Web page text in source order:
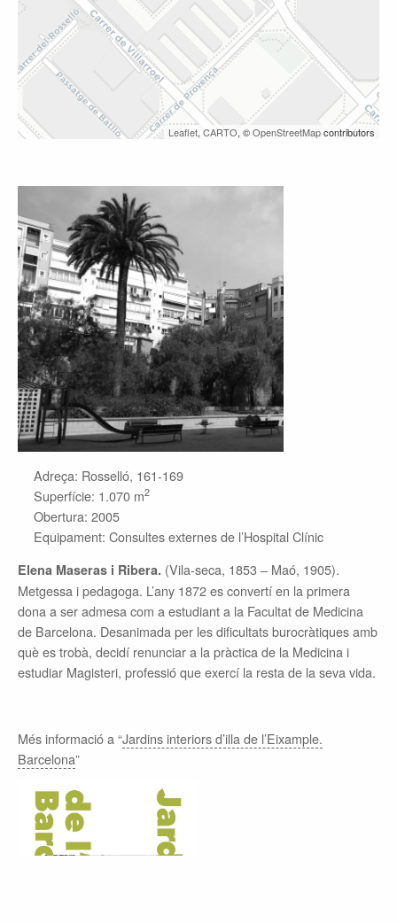
Leaflet, CARTO, ©OpenStreetMapcontributors
Adreça: Rosselló, 161-169
Superfície: 1.070 m2
Obertura: 2005
Equipament: Consultes externes de l’Hospital Clínic
Elena Maseras i Ribera. (Vila-seca, 1853 – Maó, 1905).
Metgessa i pedagoga. L’any 1872 es convertí en la primera
dona a ser admesa com a estudiant a la Facultat de Medicina
de Barcelona. Desanimada per les dificultats burocràtiques amb
què es trobà, decidí renunciar a la pràctica de la Medicina i
estudiar Magisteri, professió que exercí la resta de la seva vida.
Més informació a “Jardins interiors d’illa de l’Eixample.
Barcelona”